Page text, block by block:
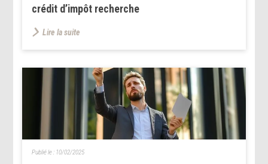
crédit d’impôt recherche
Lire la suite
Publié le : 10/02/2025